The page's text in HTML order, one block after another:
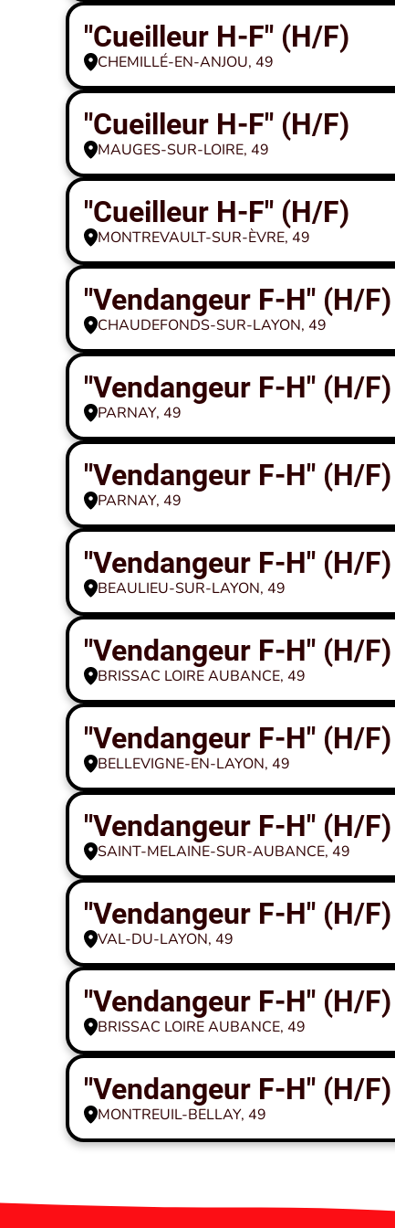
"Cueilleur H-F" (H/F)
CHEMILLÉ-EN-ANJOU, 49
"Cueilleur H-F" (H/F)
MAUGES-SUR-LOIRE, 49
"Cueilleur H-F" (H/F)
MONTREVAULT-SUR-ÈVRE, 49
"Vendangeur F-H" (H/F)
CHAUDEFONDS-SUR-LAYON, 49
"Vendangeur F-H" (H/F)
PARNAY, 49
"Vendangeur F-H" (H/F)
PARNAY, 49
"Vendangeur F-H" (H/F)
BEAULIEU-SUR-LAYON, 49
"Vendangeur F-H" (H/F)
BRISSAC LOIRE AUBANCE, 49
"Vendangeur F-H" (H/F)
BELLEVIGNE-EN-LAYON, 49
"Vendangeur F-H" (H/F)
SAINT-MELAINE-SUR-AUBANCE, 49
"Vendangeur F-H" (H/F)
VAL-DU-LAYON, 49
"Vendangeur F-H" (H/F)
BRISSAC LOIRE AUBANCE, 49
"Vendangeur F-H" (H/F)
MONTREUIL-BELLAY, 49